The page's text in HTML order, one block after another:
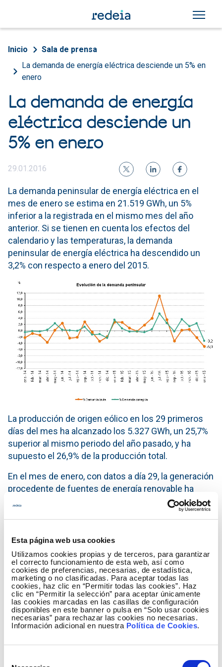
Esta página web usa cookies
Utilizamos cookies propias y de terceros, para garantizar
el correcto funcionamiento de esta web, así como
cookies de preferencias, necesarias, de estadística,
marketing o no clasificadas. Para aceptar todas las
cookies, haz clic en “Permitir todas las cookies”. Haz
clic en “Permitir la selección” para aceptar únicamente
las cookies marcadas en las casillas de configuración
disponibles en este banner o pulsa en “Solo usar cookies
necesarias” para rechazar las cookies no necesarias.
Información adicional en nuestra Política de Cookies.
Sobrescribir enlaces de
Inicio
Sala de prensa
La demanda de energía eléctrica desciende un 5% en
enero
La demanda de energía
eléctrica desciende un
5% en enero
29.01.2016
La demanda peninsular de energía eléctrica en el
mes de enero se estima en 21.519 GWh, un 5%
inferior a la registrada en el mismo mes del año
anterior. Si se tienen en cuenta los efectos del
calendario y las temperaturas, la demanda
peninsular de energía eléctrica ha descendido un
3,2% con respecto a enero del 2015.
La producción de origen eólico en los 29 primeros
días del mes ha alcanzado los 5.327 GWh, un 25,7%
superior al mismo periodo del año pasado, y ha
supuesto el 26,9% de la producción total.
En el mes de enero, con datos a día 29, la generación
procedente de fuentes de energía renovable ha
El 68,2% de la producción eléctrica de este mes
Generación del mes de enero del 2016